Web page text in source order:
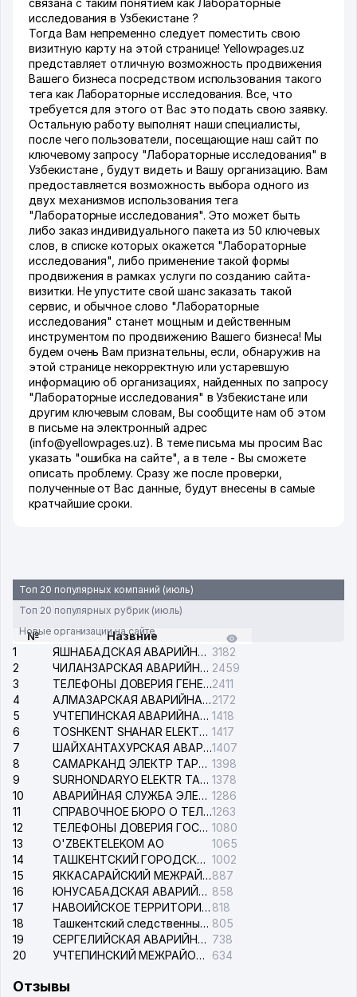
связана с таким понятием как Лабораторные
исследования в Узбекистане ?
Тогда Вам непременно следует поместить свою
визитную карту на этой странице! Yellowpages.uz
представляет отличную возможность продвижения
Вашего бизнеса посредством использования такого
тега как Лабораторные исследования. Все, что
требуется для этого от Вас это подать свою заявку.
Остальную работу выполнят наши специалисты,
после чего пользователи, посещающие наш сайт по
ключевому запросу "Лабораторные исследования" в
Узбекистане , будут видеть и Вашу организацию. Вам
предоставляется возможность выбора одного из
двух механизмов использования тега
"Лабораторные исследования". Это может быть
либо заказ индивидуального пакета из 50 ключевых
слов, в списке которых окажется "Лабораторные
исследования", либо применение такой формы
продвижения в рамках услуги по созданию сайта-
визитки. Не упустите свой шанс заказать такой
сервис, и обычное слово "Лабораторные
исследования" станет мощным и действенным
инструментом по продвижению Вашего бизнеса! Мы
будем очень Вам признательны, если, обнаружив на
этой странице некорректную или устаревшую
информацию об организациях, найденных по запросу
"Лабораторные исследования" в Узбекистане или
другим ключевым словам, Вы сообщите нам об этом
в письме на электронный адрес
(info@yellowpages.uz). В теме письма мы просим Вас
указать "ошибка на сайте", а в теле - Вы сможете
описать проблему. Сразу же после проверки,
полученные от Вас данные, будут внесены в самые
кратчайшие сроки.
Топ 20 популярных компаний (июль)
Топ 20 популярных рубрик (июль)
Новые организации на сайте
№
Назвние
1
ЯШНАБАДСКАЯ АВАРИЙНАЯ СЛУЖБА ЭЛЕКТРОСЕТИ 3182
2
ЧИЛАНЗАРСКАЯ АВАРИЙНАЯ СЛУЖБА ЭЛЕКТРОСЕТИ 2459
3
ТЕЛЕФОНЫ ДОВЕРИЯ ГЕНЕРАЛЬНОЙ ПРОКУРАТУРЫ РЕСПУБЛИКИ УЗБЕКИСТАН2411
4
АЛМАЗАРСКАЯ АВАРИЙНАЯ СЛУЖБА ЭЛЕКТРОСЕТИ2172
5
УЧТЕПИНСКАЯ АВАРИЙНАЯ СЛУЖБА ЭЛЕКТРОСЕТИ 1418
6
TOSHKENT SHAHAR ELEKTR TARMOQLARI KORXONASI АО 1417
7
ШАЙХАНТАХУРСКАЯ АВАРИЙНАЯ СЛУЖБА ЭЛЕКТРОСЕТИ1407
8
САМАРКАНД ЭЛЕКТР ТАРМОКЛАРИ АО 1398
9
SURHONDARYO ELEKTR TARMOKLARI АО 1378
10
АВАРИЙНАЯ СЛУЖБА ЭЛЕКТРОСЕТИ ТАШКЕНТСКОГО РАЙОНА 1286
11
СПРАВОЧНОЕ БЮРО О ТЕЛЕФОНАХ ОРГАНИЗАЦИЙ г. ТАШКЕНТА1263
12
ТЕЛЕФОНЫ ДОВЕРИЯ ГОСУДАРСТВЕННОГО ЦЕНТРА ТЕСТИРОВАНИЯ 1080
13
O'ZBEKTELEKOM АО
1065
14
ТАШКЕНТСКИЙ ГОРОДСКОЙ СУД ПО ГРАЖДАНСКИМ ДЕЛАМ 1002
15
ЯККАСАРАЙСКИЙ МЕЖРАЙОННЫЙ СУД ПО ГРАЖДАНСКИМ ДЕЛАМ887
16
ЮНУСАБАДСКАЯ АВАРИЙНАЯ СЛУЖБА ЭЛЕКТРОСЕТИ 858
17
НАВОИЙСКОЕ ТЕРРИТОРИАЛЬНОЕ ПРЕДПРИЯТИЕ ЭЛЕКТРОСЕТИ АО 818
18
Ташкентский следственный изолятор 805
19
СЕРГЕЛИЙСКАЯ АВАРИЙНАЯ СЛУЖБА ЭЛЕКТРОСЕТИ 738
20
УЧТЕПИНСКИЙ МЕЖРАЙОННЫЙ СУД ПО ГРАЖДАНСКИМ ДЕЛАМ 634
Отзывы